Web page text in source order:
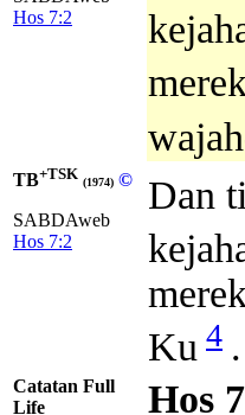
Hos 7:2
TB+TSK (1974) ©
SABDAweb
Hos 7:2
Dan
Ku 4 .
Catatan Full
Life
Hos